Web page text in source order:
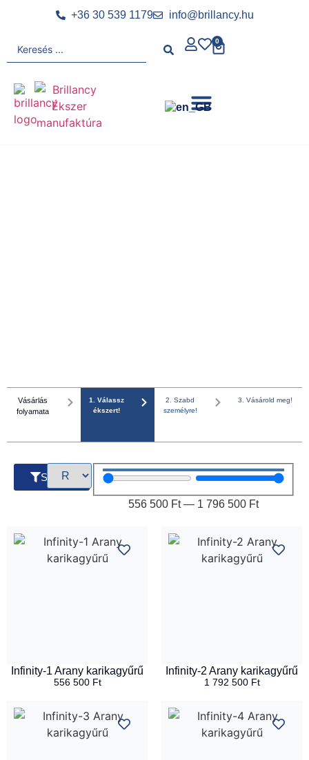
+36 30 539 1179 info@brillancy.hu
0
Vásárlás
folyamata
1. Válassz
ékszert!
2. Szabd
személyre!
3. Vásárold meg!
Szűrők
556 500 Ft— 1 796 500 Ft
Infinity-1 Arany karikagyűrű
556 500 Ft
Infinity-2 Arany karikagyűrű
1 792 500 Ft